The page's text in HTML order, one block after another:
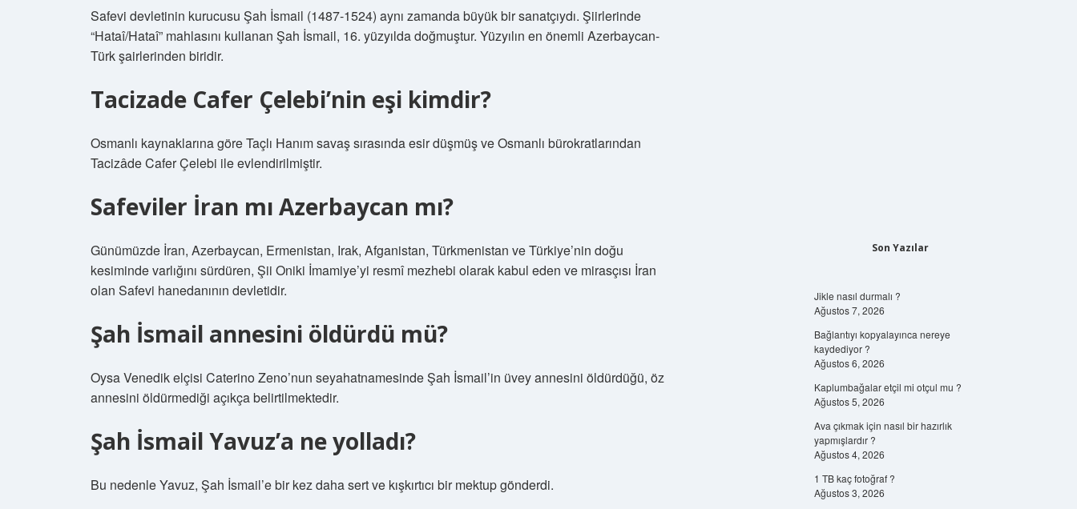
Safevi devletinin kurucusu Şah İsmail (1487-1524) aynı zamanda büyük bir sanatçıydı. Şiirlerinde
“Hataî/Hataî” mahlasını kullanan Şah İsmail, 16. yüzyılda doğmuştur. Yüzyılın en önemli Azerbaycan-
Türk şairlerinden biridir.
Tacizade Cafer Çelebi’nin eşi kimdir?
Osmanlı kaynaklarına göre Taçlı Hanım savaş sırasında esir düşmüş ve Osmanlı bürokratlarından
Tacizâde Cafer Çelebi ile evlendirilmiştir.
Safeviler İran mı Azerbaycan mı?
Günümüzde İran, Azerbaycan, Ermenistan, Irak, Afganistan, Türkmenistan ve Türkiye’nin doğu
kesiminde varlığını sürdüren, Şii Oniki İmamiye’yi resmî mezhebi olarak kabul eden ve mirasçısı İran
olan Safevi hanedanının devletidir.
Şah İsmail annesini öldürdü mü?
Oysa Venedik elçisi Caterino Zeno’nun seyahatnamesinde Şah İsmail’in üvey annesini öldürdüğü, öz
annesini öldürmediği açıkça belirtilmektedir.
Şah İsmail Yavuz’a ne yolladı?
Bu nedenle Yavuz, Şah İsmail’e bir kez daha sert ve kışkırtıcı bir mektup gönderdi.
Son Yazılar
Jikle nasıl durmalı ?
Ağustos 7, 2026
Bağlantıyı kopyalayınca nereye
kaydediyor ?
Ağustos 6, 2026
Kaplumbağalar etçil mi otçul mu ?
Ağustos 5, 2026
Ava çıkmak için nasıl bir hazırlık
yapmışlardır ?
Ağustos 4, 2026
1 TB kaç fotoğraf ?
Ağustos 3, 2026